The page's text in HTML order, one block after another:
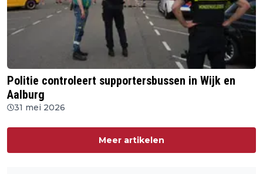
Politie controleert supportersbussen in Wijk en
Aalburg
31 mei 2026
Meer artikelen